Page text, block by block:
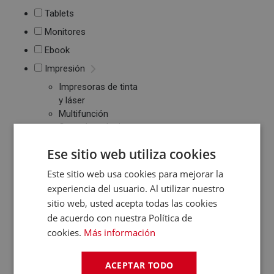
Tablets
Monitores
Ebook
Impresión
Impresoras de tinta
y láser
Multifunción
Cartuchos de tinta y
Periféricos
Ratones
Teclados
WebCams y
Micrófonos
Almacenamiento
Discos duros
Ese sitio web utiliza cookies
Este sitio web usa cookies para mejorar la
experiencia del usuario. Al utilizar nuestro
sitio web, usted acepta todas las cookies
de acuerdo con nuestra Política de
cookies. Más información
ACEPTAR TODO